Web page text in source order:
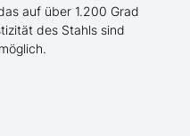
auf über 1.200 Grad
des Stahls sind